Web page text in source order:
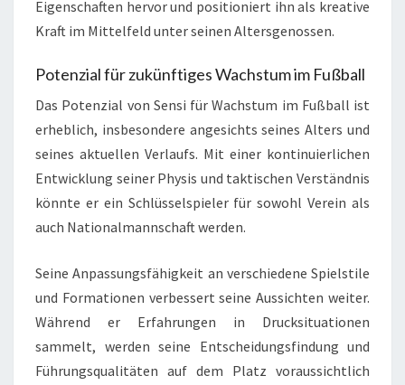
Eigenschaften hervor und positioniert ihn als kreative
Kraft im Mittelfeld unter seinen Altersgenossen.
Potenzial für zukünftiges Wachstum im Fußball
Das Potenzial von Sensi für Wachstum im Fußball ist
erheblich, insbesondere angesichts seines Alters und
seines aktuellen Verlaufs. Mit einer kontinuierlichen
Entwicklung seiner Physis und taktischen Verständnis
könnte er ein Schlüsselspieler für sowohl Verein als
auch Nationalmannschaft werden.
Seine Anpassungsfähigkeit an verschiedene Spielstile
und Formationen verbessert seine Aussichten weiter.
Während er Erfahrungen in Drucksituationen
sammelt, werden seine Entscheidungsfindung und
Führungsqualitäten auf dem Platz voraussichtlich